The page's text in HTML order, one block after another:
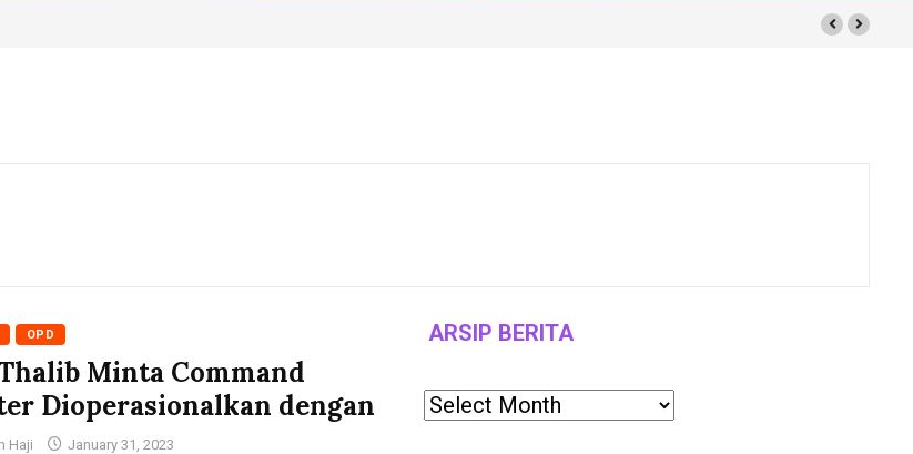
2025
OPD
Minta Command
Dioperasionalkan dengan
Haji January 31, 2023
ARSIP BERITA
Archives